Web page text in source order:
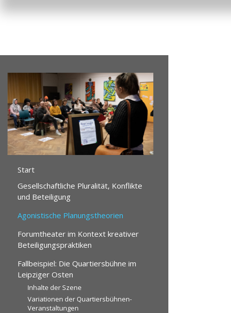
Start
Gesellschaftliche Pluralität, Konflikte
und Beteiligung
Agonistische Planungstheorien
Forumtheater im Kontext kreativer
Beteiligungspraktiken
Fallbeispiel: Die Quartiersbühne im
Leipziger Osten
Inhalte der Szene
Variationen der Quartiersbühnen-
Veranstaltungen